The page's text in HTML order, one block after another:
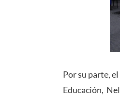
Por su parte,
Educación,